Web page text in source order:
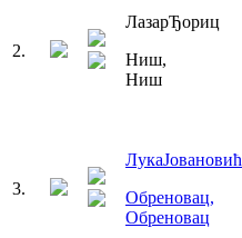
2.
ЛазарЂориц
Ниш,
Ниш
3.
ЛукаЈовановић
Обреновац,
Обреновац